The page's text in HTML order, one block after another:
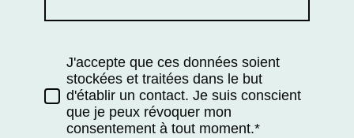
J'accepte que ces données soient
stockées et traitées dans le but
d'établir un contact. Je suis conscient
que je peux révoquer mon
consentement à tout moment.*